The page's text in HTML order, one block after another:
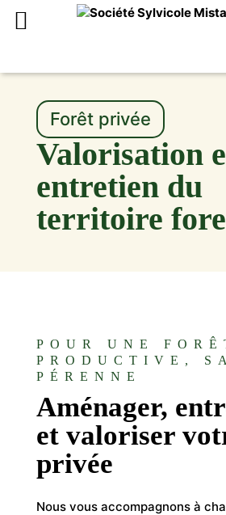
Forêt privée
Valorisation
entretien du
territoire
POUR UNE
PRODUCTIVE,
PÉRENNE
Aménager,
et valoriser
privée
Nous vous accompagnons à